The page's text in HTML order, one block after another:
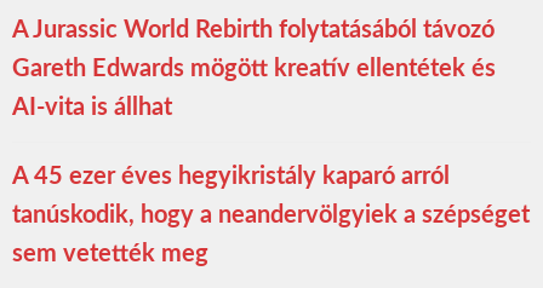
A Jurassic World Rebirth folytatásából távozó
Gareth Edwards mögött kreatív ellentétek és
AI-vita is állhat
A 45 ezer éves hegyikristály kaparó arról
tanúskodik, hogy a neandervölgyiek a szépséget
sem vetették meg